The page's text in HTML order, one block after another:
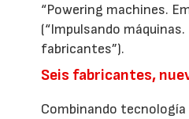
“Powering machines.
(“Impulsando
fabricantes”).
Seis fabricantes,
Combinando